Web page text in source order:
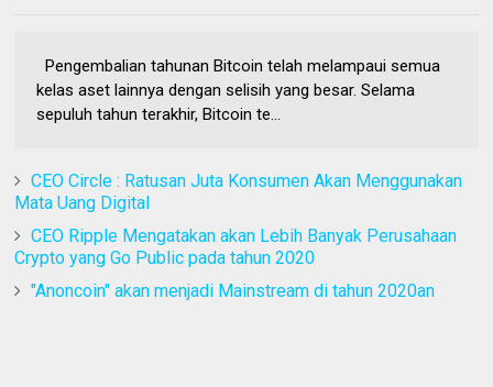
Pengembalian tahunan Bitcoin telah melampaui semua
kelas aset lainnya dengan selisih yang besar. Selama
sepuluh tahun terakhir, Bitcoin te...
CEO Circle : Ratusan Juta Konsumen Akan Menggunakan
Mata Uang Digital
CEO Ripple Mengatakan akan Lebih Banyak Perusahaan
Crypto yang Go Public pada tahun 2020
"Anoncoin" akan menjadi Mainstream di tahun 2020an